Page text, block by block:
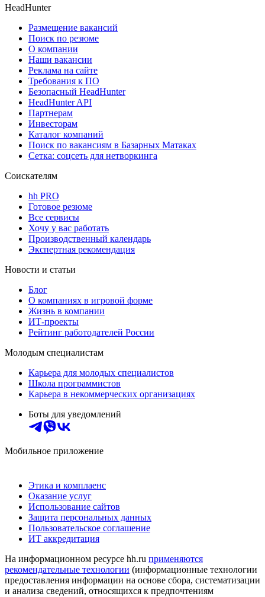
HeadHunter
Размещение вакансий
Поиск по резюме
О компании
Наши вакансии
Реклама на сайте
Требования к ПО
Безопасный HeadHunter
HeadHunter API
Партнерам
Инвесторам
Каталог компаний
Поиск по вакансиям в Базарных Матаках
Сетка: соцсеть для нетворкинга
Соискателям
hh PRO
Готовое резюме
Все сервисы
Хочу у вас работать
Производственный календарь
Экспертная рекомендация
Новости и статьи
Блог
О компаниях в игровой форме
Жизнь в компании
ИТ-проекты
Рейтинг работодателей России
Молодым специалистам
Карьера для молодых специалистов
Школа программистов
Карьера в некоммерческих организациях
Боты для уведомлений
Мобильное приложение
Этика и комплаенс
Оказание услуг
Использование сайтов
Защита персональных данных
Пользовательское соглашение
ИТ аккредитация
На информационном ресурсе hh.ru применяются
рекомендательные технологии (информационные технологии
предоставления информации на основе сбора, систематизации
и анализа сведений, относящихся к предпочтениям